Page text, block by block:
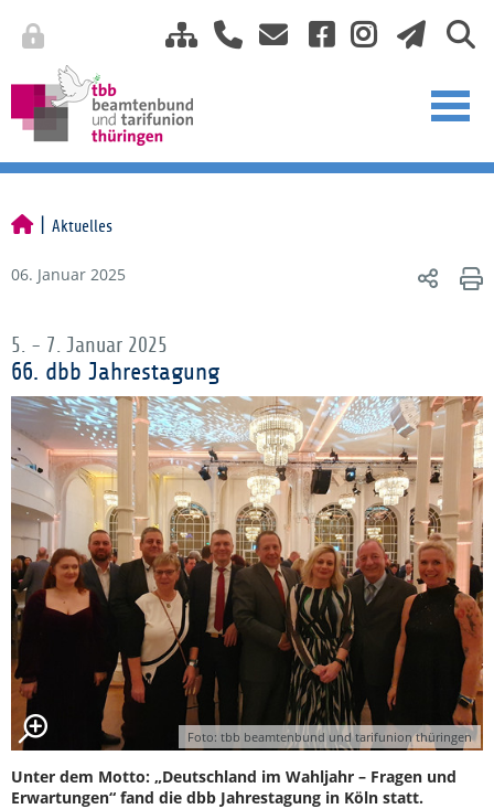
Aktuelles
06. Januar 2025
5. - 7. Januar 2025
66. dbb Jahrestagung
Foto: tbb beamtenbund und tarifunion thüringen
Unter dem Motto: „Deutschland im Wahljahr – Fragen und
Erwartungen“ fand die dbb Jahrestagung in Köln statt.